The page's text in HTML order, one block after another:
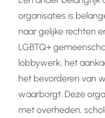
organisaties is
naar gelijke rechten
LGBTQ+
lobbywerk, het
het bevorderen van
waarborgt. Deze
met overheden,